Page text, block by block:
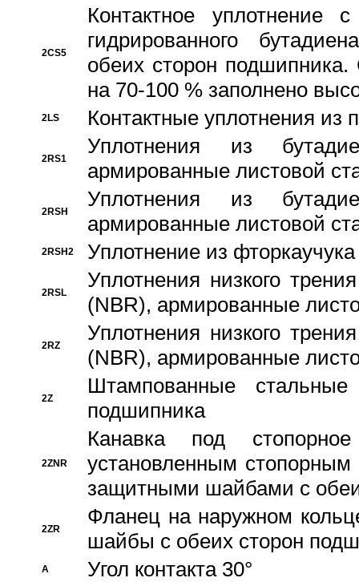
2CS5
Контактное уплотнение
гидрированного
обеих сторон
на 70-100 % заполнено
2LS Контактные уплотнения из
2RS1
Уплотнения из
армированные листовой
2RSH
Уплотнения из
армированные листовой
2RSH2 Уплотнение из
2RSL
Уплотнения низкого
(NBR), армированные
2RZ
Уплотнения низкого
(NBR), армированные
2Z
Штампованные
подшипника
2ZNR
Канавка под
установленным
защитными шайбами с
2ZR
Фланец на наружном
шайбы с обеих сторон
A
Угол контакта 30°